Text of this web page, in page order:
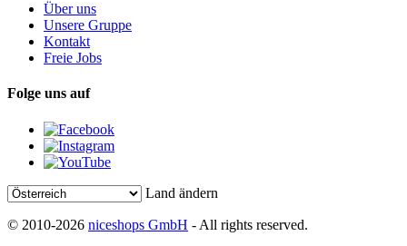
Über uns
Unsere Gruppe
Kontakt
Freie Jobs
Folge uns auf
Land ändern
© 2010-2026 niceshops GmbH - All rights reserved.